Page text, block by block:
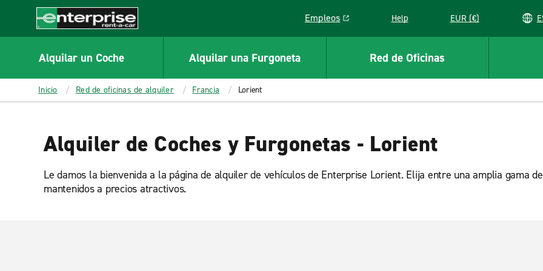
CONTENT
Enterprise
Empleos
Link opens in a new window
Help EUR (€)
Alquilar un Coche Alquilar una Furgoneta Red de Oficinas
Inicio Red de oficinas de alquiler Francia Lorient
Alquiler de Coches y Furgonetas - Lorient
Le damos la bienvenida a la página de alquiler de vehículos de Enterprise Lorient. Elija entre una amplia gama
mantenidos a precios atractivos.